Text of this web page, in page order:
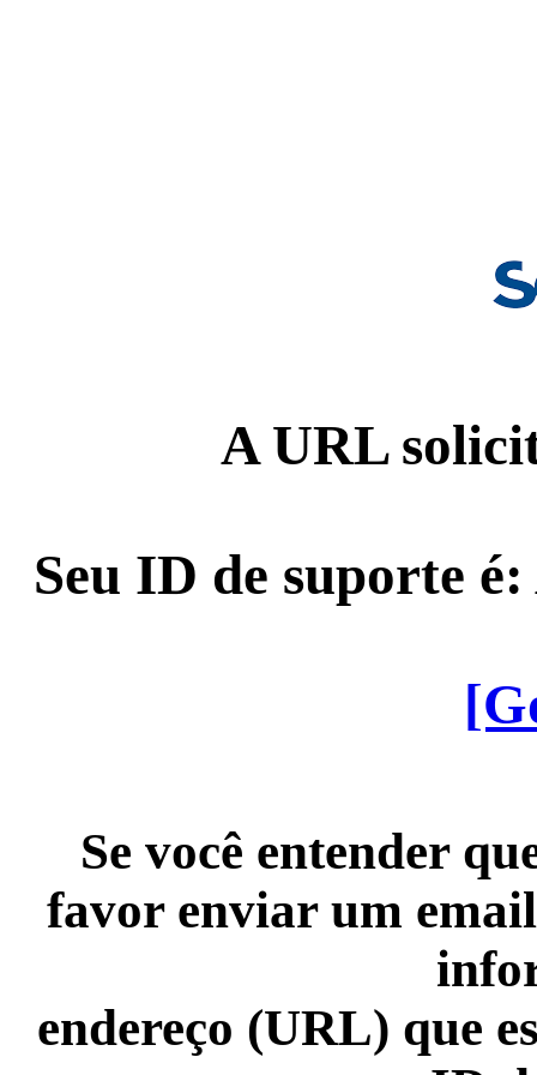
A URL
Seu ID de suporte
Se você entender
favor enviar um
endereço (URL) que